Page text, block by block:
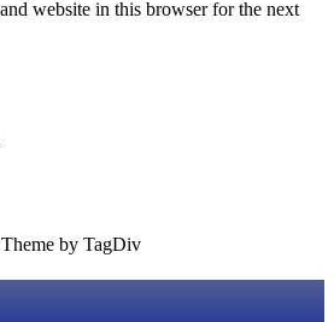
website in this browser for the next
by TagDiv